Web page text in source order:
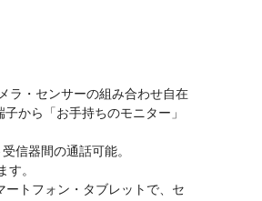
ラ・センサーの組み合わせ自在
から「お手持ちのモニター」
信器間の通話可能。
す。
ートフォン・タブレットで、セ